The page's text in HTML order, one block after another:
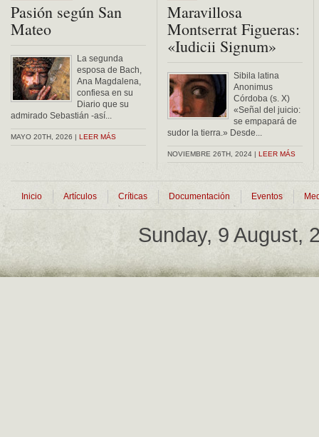
Pasión según San
Mateo
La segunda
esposa de Bach,
Ana Magdalena,
confiesa en su
Diario que su
admirado Sebastián -así...
MAYO 20TH, 2026 | LEER MÁS
Maravillosa
Montserrat Figueras:
«Iudicii Signum»
Sibila latina
Anonimus
Córdoba (s. X)
«Señal del juicio:
se empapará de
sudor la tierra.» Desde...
NOVIEMBRE 26TH, 2024 | LEER MÁS
Inicio Artículos Críticas Documentación Eventos
Sunday, 9 August,